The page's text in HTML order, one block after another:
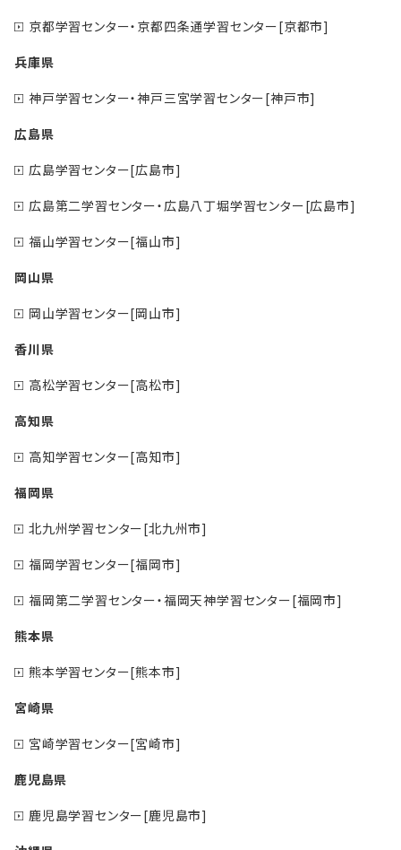
京都学習センター・京都四条通学習センター[京都市]
兵庫県
神戸学習センター・神戸三宮学習センター[神戸市]
広島県
広島学習センター[広島市]
広島第二学習センター・広島八丁堀学習センター[広島市]
福山学習センター[福山市]
岡山県
岡山学習センター[岡山市]
香川県
高松学習センター[高松市]
高知県
高知学習センター[高知市]
福岡県
北九州学習センター[北九州市]
福岡学習センター[福岡市]
福岡第二学習センター・福岡天神学習センター[福岡市]
熊本県
熊本学習センター[熊本市]
宮崎県
宮崎学習センター[宮崎市]
鹿児島県
鹿児島学習センター[鹿児島市]